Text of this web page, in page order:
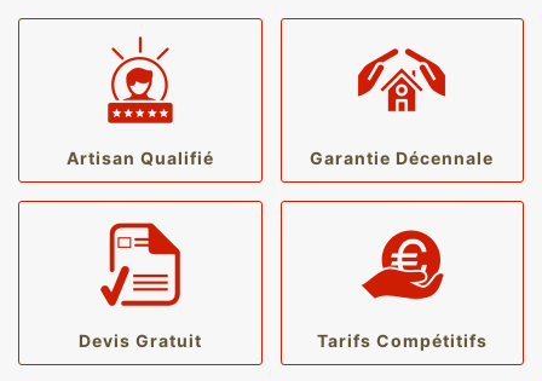
Artisan Qualifié Garantie Décennale
Devis Gratuit Tarifs Compétitifs